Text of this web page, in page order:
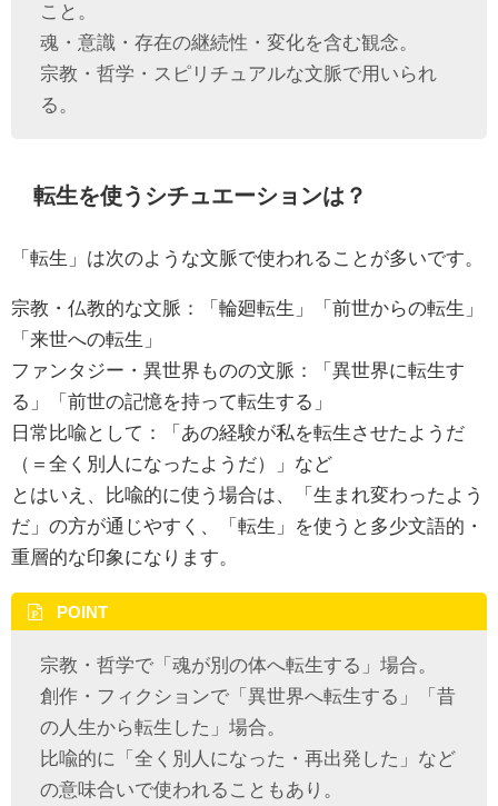
こと。
魂・意識・存在の継続性・変化を含む観念。
宗教・哲学・スピリチュアルな文脈で用いられ
る。
転生を使うシチュエーションは？
「転生」は次のような文脈で使われることが多いです。
宗教・仏教的な文脈：「輪廻転生」「前世からの転生」
「来世への転生」
ファンタジー・異世界ものの文脈：「異世界に転生す
る」「前世の記憶を持って転生する」
日常比喩として：「あの経験が私を転生させたようだ
（＝全く別人になったようだ）」など
とはいえ、比喩的に使う場合は、「生まれ変わったよう
だ」の方が通じやすく、「転生」を使うと多少文語的・
重層的な印象になります。
POINT
宗教・哲学で「魂が別の体へ転生する」場合。
創作・フィクションで「異世界へ転生する」「昔
の人生から転生した」場合。
比喩的に「全く別人になった・再出発した」など
の意味合いで使われることもあり。